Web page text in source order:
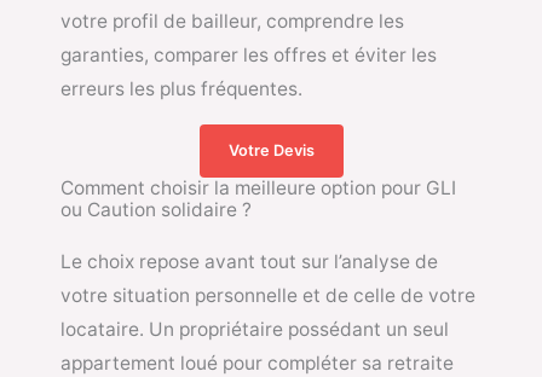
votre profil de bailleur, comprendre les
garanties, comparer les offres et éviter les
erreurs les plus fréquentes.
Votre Devis
Comment choisir la meilleure option pour GLI
ou Caution solidaire ?
Le choix repose avant tout sur l’analyse de
votre situation personnelle et de celle de votre
locataire. Un propriétaire possédant un seul
appartement loué pour compléter sa retraite